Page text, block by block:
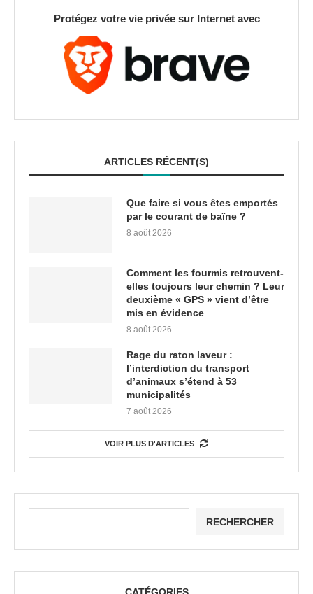
Protégez votre vie privée sur Internet avec
ARTICLES RÉCENT(S)
Que faire si vous êtes emportés
par le courant de baïne ?
8 août 2026
Comment les fourmis retrouvent-
elles toujours leur chemin ? Leur
deuxième « GPS » vient d’être
mis en évidence
8 août 2026
Rage du raton laveur :
l’interdiction du transport
d’animaux s’étend à 53
municipalités
7 août 2026
VOIR PLUS D'ARTICLES
RECHERCHER